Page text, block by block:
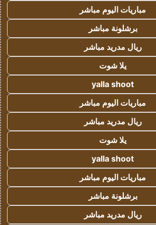
مباريات اليوم مباشر
برشلونة مباشر
ريال مدريد مباشر
يلا شوت
yalla shoot
مباريات اليوم مباشر
ريال مدريد مباشر
يلا شوت
yalla shoot
مباريات اليوم مباشر
برشلونة مباشر
ريال مدريد مباشر